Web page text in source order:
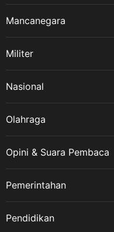
Mancanegara
Militer
Nasional
Olahraga
Opini & Suara Pembaca
Pemerintahan
Pendidikan